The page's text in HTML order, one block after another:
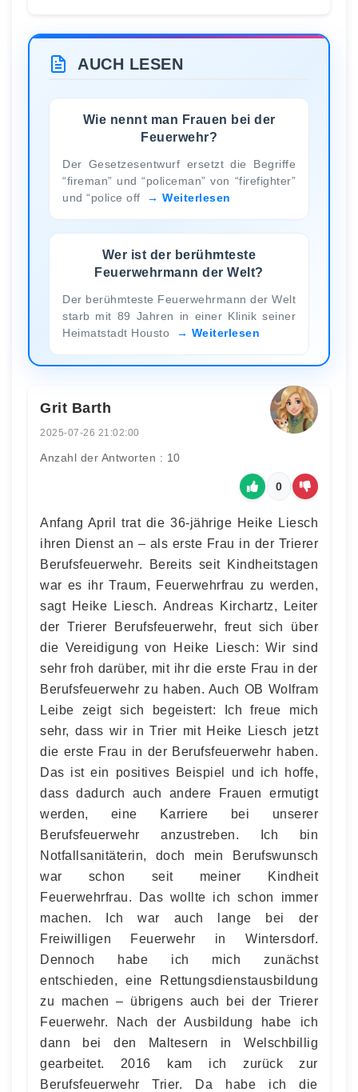
AUCH LESEN
Wie nennt man Frauen bei der
Feuerwehr?
Der Gesetzesentwurf ersetzt die Begriffe
“fireman” und “policeman” von “firefighter”
und “police off
Weiterlesen
Wer ist der berühmteste
Feuerwehrmann der Welt?
Der berühmteste Feuerwehrmann der Welt
starb mit 89 Jahren in einer Klinik seiner
Heimatstadt Housto
Weiterlesen
Grit Barth
2025-07-26 21:02:00
Anzahl der Antworten : 10
0
Anfang April trat die 36-jährige Heike Liesch
ihren Dienst an – als erste Frau in der Trierer
Berufsfeuerwehr. Bereits seit Kindheitstagen
war es ihr Traum, Feuerwehrfrau zu werden,
sagt Heike Liesch. Andreas Kirchartz, Leiter
der Trierer Berufsfeuerwehr, freut sich über
die Vereidigung von Heike Liesch: Wir sind
sehr froh darüber, mit ihr die erste Frau in der
Berufsfeuerwehr zu haben. Auch OB Wolfram
Leibe zeigt sich begeistert: Ich freue mich
sehr, dass wir in Trier mit Heike Liesch jetzt
die erste Frau in der Berufsfeuerwehr haben.
Das ist ein positives Beispiel und ich hoffe,
dass dadurch auch andere Frauen ermutigt
werden, eine Karriere bei unserer
Berufsfeuerwehr anzustreben. Ich bin
Notfallsanitäterin, doch mein Berufswunsch
war schon seit meiner Kindheit
Feuerwehrfrau. Das wollte ich schon immer
machen. Ich war auch lange bei der
Freiwilligen Feuerwehr in Wintersdorf.
Dennoch habe ich mich zunächst
entschieden, eine Rettungsdienstausbildung
zu machen – übrigens auch bei der Trierer
Feuerwehr. Nach der Ausbildung habe ich
dann bei den Maltesern in Welschbillig
gearbeitet. 2016 kam ich zurück zur
Berufsfeuerwehr Trier. Da habe ich die